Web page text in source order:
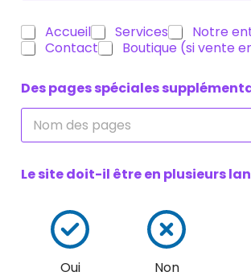
C
a
s
s
à
o
h
e
Accueil Services
Notre
Contact
Boutique (si vente
Des pages spéciales
Le site doit-il être en plusieurs
Oui Non